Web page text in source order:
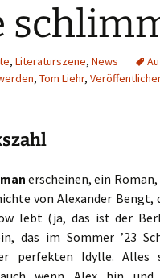
, Literaturszene, News
, Tom Liehr,
erscheinen, ein
von Alexander
lebt (ja, das ist der
n, das im Sommer ’23
perfekten Idylle.